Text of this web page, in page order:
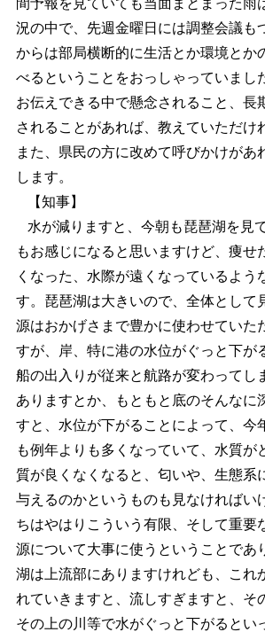
間予報を見ていても当面まとまった雨
況の中で、先週金曜日には調整会議も
からは部局横断的に生活とか環境とか
べるということをおっしゃっていまし
お伝えできる中で懸念されること、長
されることがあれば、教えていただけ
また、県民の方に改めて呼びかけがあ
します。
【知事】
水が減りますと、今朝も琵琶湖を見
もお感じになると思いますけど、痩せ
くなった、水際が遠くなっているよう
す。琵琶湖は大きいので、全体として
源はおかげさまで豊かに使わせていた
すが、岸、特に港の水位がぐっと下が
船の出入りが従来と航路が変わってし
ありますとか、もともと底のそんなに
すと、水位が下がることによって、今
も例年よりも多くなっていて、水質が
質が良くなくなると、匂いや、生態系
与えるのかというものも見なければい
ちはやはりこういう有限、そして重要
源について大事に使うということであ
湖は上流部にありますけれども、これ
れていきますと、流しすぎますと、そ
その上の川等で水がぐっと下がるとい